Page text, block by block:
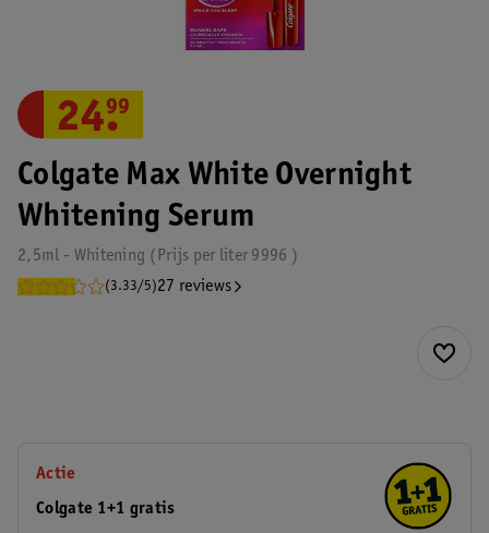
Colgate Max White Overnight
Whitening Serum
2,5ml - Whitening 9996
Prijs per liter
(3.33/5)27 reviews
24.
99
Actie
Colgate 1+1 gratis